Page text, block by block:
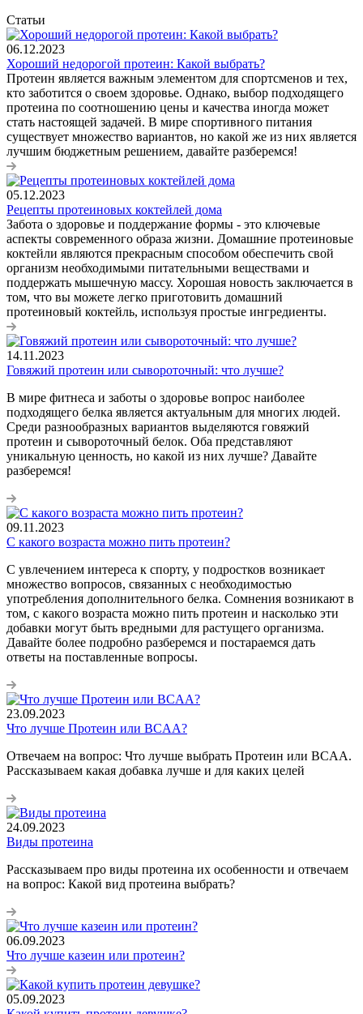
Статьи
06.12.2023
Хороший недорогой протеин: Какой выбрать?
Протеин является важным элементом для спортсменов и тех,
кто заботится о своем здоровье. Однако, выбор подходящего
протеина по соотношению цены и качества иногда может
стать настоящей задачей. В мире спортивного питания
существует множество вариантов, но какой же из них является
лучшим бюджетным решением, давайте разберемся!
05.12.2023
Рецепты протеиновых коктейлей дома
Забота о здоровье и поддержание формы - это ключевые
аспекты современного образа жизни. Домашние протеиновые
коктейли являются прекрасным способом обеспечить свой
организм необходимыми питательными веществами и
поддержать мышечную массу. Хорошая новость заключается в
том, что вы можете легко приготовить домашний
протеиновый коктейль, используя простые ингредиенты.
14.11.2023
Говяжий протеин или сывороточный: что лучше?
В мире фитнеса и заботы о здоровье вопрос наиболее
подходящего белка является актуальным для многих людей.
Среди разнообразных вариантов выделяются говяжий
протеин и сывороточный белок. Оба представляют
уникальную ценность, но какой из них лучше? Давайте
разберемся!
09.11.2023
С какого возраста можно пить протеин?
С увлечением интереса к спорту, у подростков возникает
множество вопросов, связанных с необходимостью
употребления дополнительного белка. Сомнения возникают в
том, с какого возраста можно пить протеин и насколько эти
добавки могут быть вредными для растущего организма.
Давайте более подробно разберемся и постараемся дать
ответы на поставленные вопросы.
23.09.2023
Что лучше Протеин или BCAA?
Отвечаем на вопрос: Что лучше выбрать Протеин или BCAA.
Рассказываем какая добавка лучше и для каких целей
24.09.2023
Виды протеина
Рассказываем про виды протеина их особенности и отвечаем
на вопрос: Какой вид протеина выбрать?
06.09.2023
Что лучше казеин или протеин?
05.09.2023